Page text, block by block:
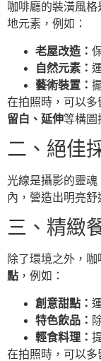
咖啡廳的裝潢風
地元素，例如：
老屋改造：
自然元素：
藝術裝置：
在拍照時，可以多
留白、延伸等構圖
二、絕佳
光線是攝影的靈魂
內，營造出明亮舒
三、精緻
除了環境之外，咖
點 ，例如：
創意甜點：
特色飲品：
輕食料理：
在拍照時，可以多